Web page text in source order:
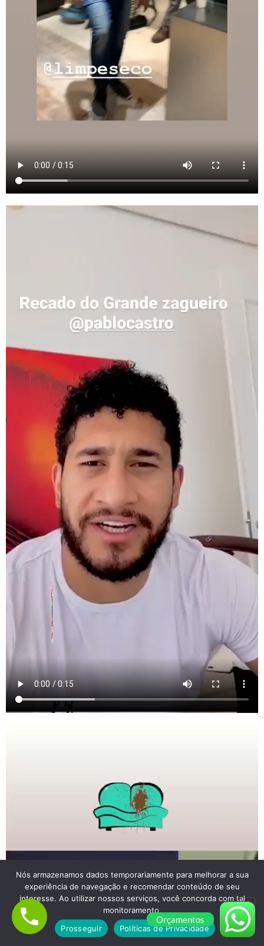
Orçamentos
Nós armazenamos dados temporariamente para melhorar a sua
experiência de navegação e recomendar conteúdo de seu
interesse. Ao utilizar nossos serviços, você concorda com tal
monitoramento.
Prosseguir
Políticas de Privacidade